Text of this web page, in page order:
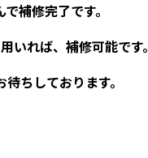
補修完了です。
いれば、補修可能です。
ちしております。